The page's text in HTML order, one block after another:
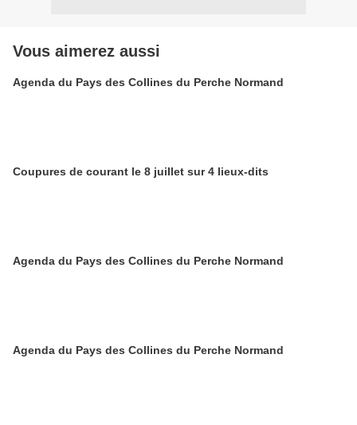
Vous aimerez aussi
Agenda du Pays des Collines du Perche Normand
Coupures de courant le 8 juillet sur 4 lieux-dits
Agenda du Pays des Collines du Perche Normand
Agenda du Pays des Collines du Perche Normand